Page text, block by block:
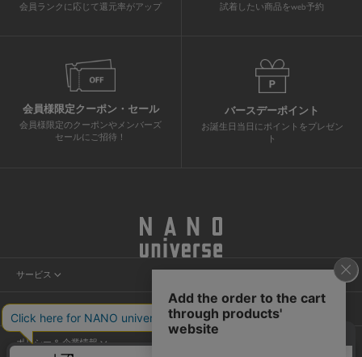
会員ランクに応じて還元率がアップ 試着したい商品をweb予約
会員様限定クーポン・セール
会員様限定のクーポンやメンバーズ
セールにご招待！
バースデーポイント
お誕生日当日にポイントをプレゼン
ト
サービス
ニュース
店舗検索
カスタマーサービス
ショッピングガイド
ポリシー & 企業情報